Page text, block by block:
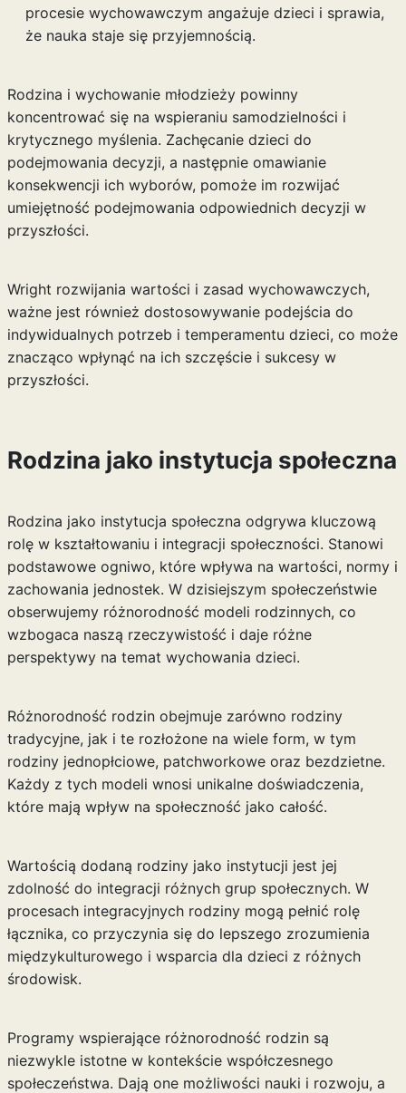
procesie wychowawczym angażuje dzieci i sprawia,
że nauka staje się przyjemnością.
Rodzina i wychowanie młodzieży powinny
koncentrować się na wspieraniu samodzielności i
krytycznego myślenia. Zachęcanie dzieci do
podejmowania decyzji, a następnie omawianie
konsekwencji ich wyborów, pomoże im rozwijać
umiejętność podejmowania odpowiednich decyzji w
przyszłości.
Wright rozwijania wartości i zasad wychowawczych,
ważne jest również dostosowywanie podejścia do
indywidualnych potrzeb i temperamentu dzieci, co może
znacząco wpłynąć na ich szczęście i sukcesy w
przyszłości.
Rodzina jako instytucja społeczna
Rodzina jako instytucja społeczna odgrywa kluczową
rolę w kształtowaniu i integracji społeczności. Stanowi
podstawowe ogniwo, które wpływa na wartości, normy i
zachowania jednostek. W dzisiejszym społeczeństwie
obserwujemy różnorodność modeli rodzinnych, co
wzbogaca naszą rzeczywistość i daje różne
perspektywy na temat wychowania dzieci.
Różnorodność rodzin obejmuje zarówno rodziny
tradycyjne, jak i te rozłożone na wiele form, w tym
rodziny jednopłciowe, patchworkowe oraz bezdzietne.
Każdy z tych modeli wnosi unikalne doświadczenia,
które mają wpływ na społeczność jako całość.
Wartością dodaną rodziny jako instytucji jest jej
zdolność do integracji różnych grup społecznych. W
procesach integracyjnych rodziny mogą pełnić rolę
łącznika, co przyczynia się do lepszego zrozumienia
międzykulturowego i wsparcia dla dzieci z różnych
środowisk.
Programy wspierające różnorodność rodzin są
niezwykle istotne w kontekście współczesnego
społeczeństwa. Dają one możliwości nauki i rozwoju, a